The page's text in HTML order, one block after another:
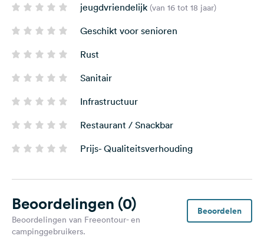
jeugdvriendelijk (van 16 tot 18 jaar)
Geschikt voor senioren
Rust
Sanitair
Infrastructuur
Restaurant / Snackbar
Prijs- Qualiteitsverhouding
Beoordelingen (0)
Beoordelingen van Freeontour- en
campinggebruikers.
Beoordelen